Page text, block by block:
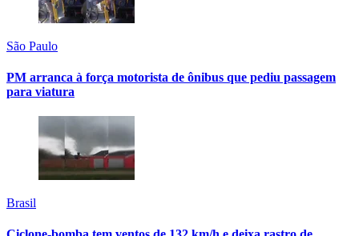
São Paulo
PM arranca à força motorista de ônibus que pediu passagem
para viatura
Brasil